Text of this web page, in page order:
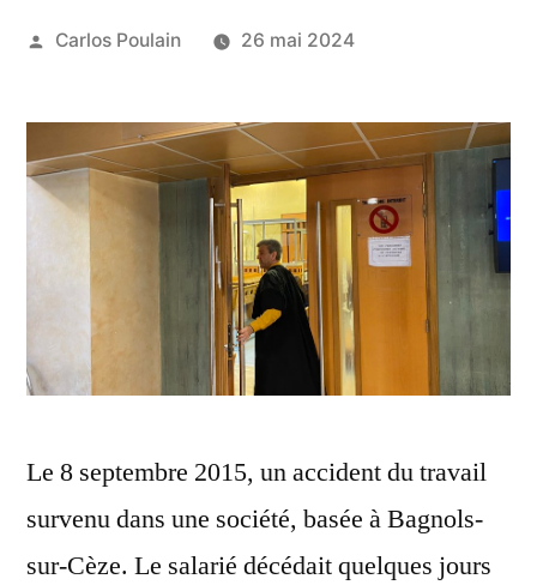
Publié
Carlos Poulain 26 mai 2024
Le 8 septembre 2015, un accident du travail
survenu dans une société, basée à Bagnols-
sur-Cèze. Le salarié décédait quelques jours